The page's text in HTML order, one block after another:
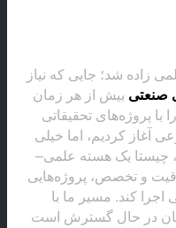
زاده شد؛ جایی که نیاز
صنعتی بیش از هر زمان
پروژه‌های تحقیقاتی
آغاز کردیم، اما خیلی
چیستا یک هسته علمی–
و تخصص، پروژه‌هایی
کند. مسیر ما با
در حال گسترش است